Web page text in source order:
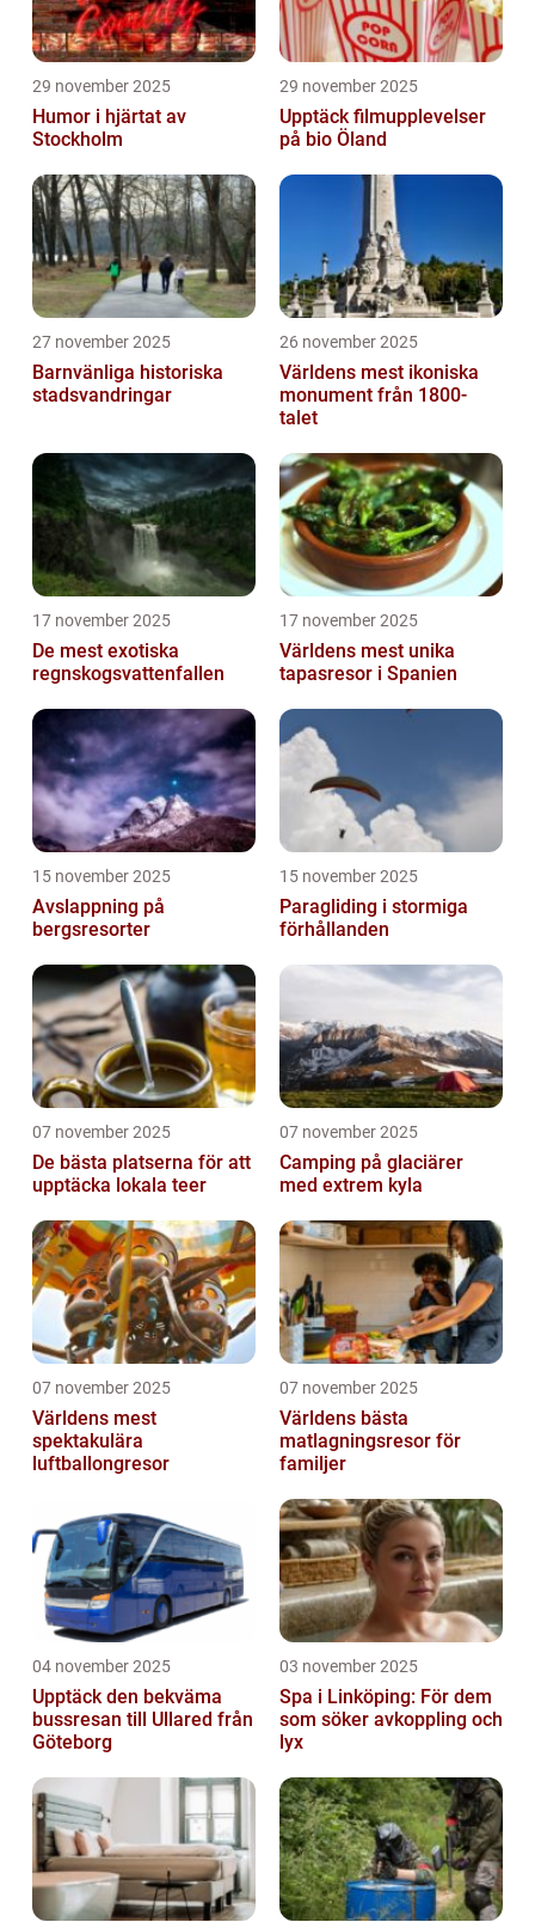
29 november 2025
Humor i hjärtat av
Stockholm
29 november 2025
Upptäck filmupplevelser
på bio Öland
27 november 2025
Barnvänliga historiska
stadsvandringar
26 november 2025
Världens mest ikoniska
monument från 1800-
talet
17 november 2025
De mest exotiska
regnskogsvattenfallen
17 november 2025
Världens mest unika
tapasresor i Spanien
15 november 2025
Avslappning på
bergsresorter
15 november 2025
Paragliding i stormiga
förhållanden
07 november 2025
De bästa platserna för att
upptäcka lokala teer
07 november 2025
Camping på glaciärer
med extrem kyla
07 november 2025
Världens mest
spektakulära
luftballongresor
07 november 2025
Världens bästa
matlagningsresor för
familjer
04 november 2025
Upptäck den bekväma
bussresan till Ullared från
Göteborg
03 november 2025
Spa i Linköping: För dem
som söker avkoppling och
lyx